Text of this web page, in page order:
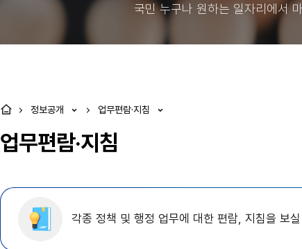
국민 누구나 원하는 일자리에서
업무편람·지침
정보공개 업무편람·지침
각종 정책 및 행정 업무에 대한 편람, 지침을 보